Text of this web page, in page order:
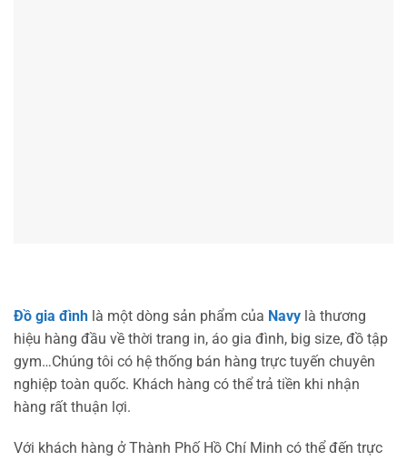
Đồ gia đình là một dòng sản phẩm của Navy là thương
hiệu hàng đầu về thời trang in, áo gia đình, big size, đồ tập
gym…Chúng tôi có hệ thống bán hàng trực tuyến chuyên
nghiệp toàn quốc. Khách hàng có thể trả tiền khi nhận
hàng rất thuận lợi.
Với khách hàng ở Thành Phố Hồ Chí Minh có thể đến trực